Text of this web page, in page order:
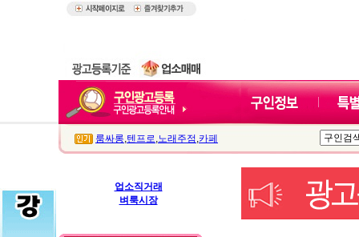
룸싸롱,텐프로,노래주점 ,카페
업소직거래
벼룩시장